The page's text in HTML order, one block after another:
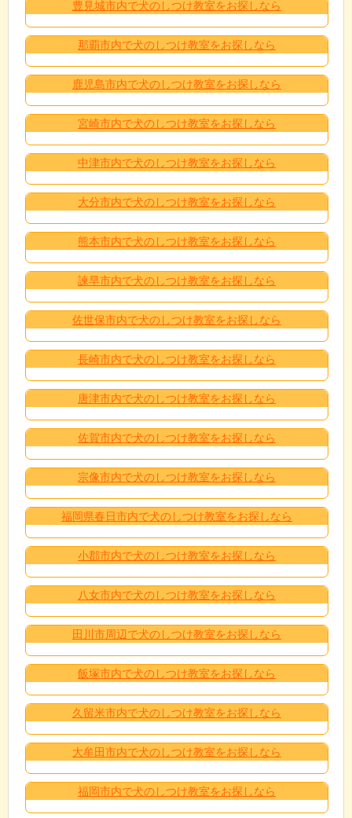
豊見城市内で犬のしつけ教室をお探しなら
那覇市内で犬のしつけ教室をお探しなら
鹿児島市内で犬のしつけ教室をお探しなら
宮崎市内で犬のしつけ教室をお探しなら
中津市内で犬のしつけ教室をお探しなら
大分市内で犬のしつけ教室をお探しなら
熊本市内で犬のしつけ教室をお探しなら
諫早市内で犬のしつけ教室をお探しなら
佐世保市内で犬のしつけ教室をお探しなら
長崎市内で犬のしつけ教室をお探しなら
唐津市内で犬のしつけ教室をお探しなら
佐賀市内で犬のしつけ教室をお探しなら
宗像市内で犬のしつけ教室をお探しなら
福岡県春日市内で犬のしつけ教室をお探しなら
小郡市内で犬のしつけ教室をお探しなら
八女市内で犬のしつけ教室をお探しなら
田川市周辺で犬のしつけ教室をお探しなら
飯塚市内で犬のしつけ教室をお探しなら
久留米市内で犬のしつけ教室をお探しなら
大牟田市内で犬のしつけ教室をお探しなら
福岡市内で犬のしつけ教室をお探しなら